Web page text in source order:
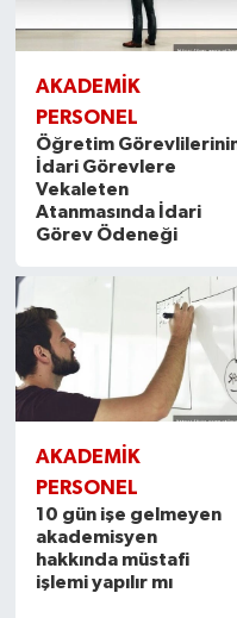
AKADEMİK
PERSONEL
Öğretim
İdari Görevlere
Vekaleten
Atanmasında İdari
Görev Ödeneği
AKADEMİK
PERSONEL
10 gün işe gelmeyen
akademisyen
hakkında müstafi
işlemi yapılır mı